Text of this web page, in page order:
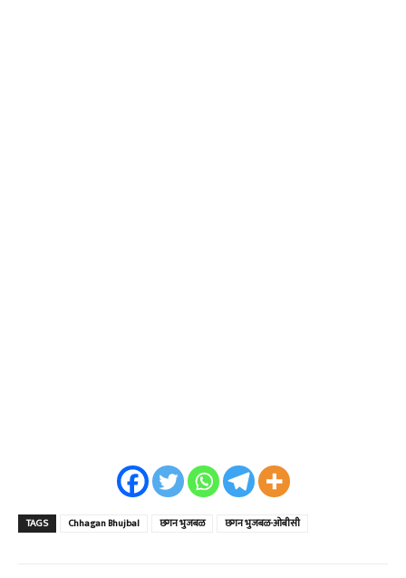
TAGS Chhagan Bhujbal छगन भुजबळ छगन भुजबळ-ओबीसी